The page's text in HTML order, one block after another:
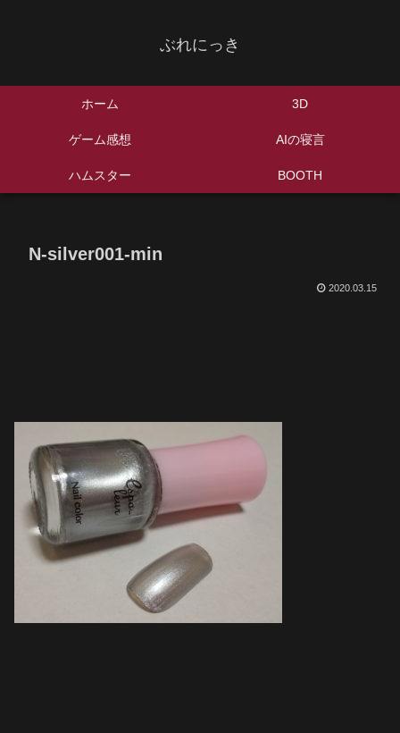
ぶれにっき
ホーム 3D
ゲーム感想 AIの寝言
ハムスター BOOTH
N-silver001-min
2020.03.15